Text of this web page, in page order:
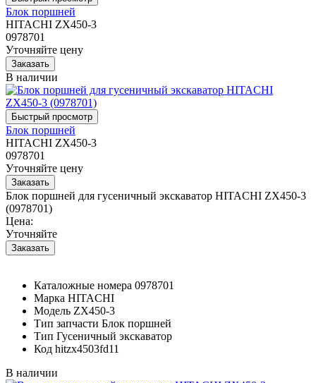
Блок поршней
HITACHI ZX450-3
0978701
Уточняйте цену
В наличии
Блок поршней
HITACHI ZX450-3
0978701
Уточняйте цену
Блок поршней для гусеничный экскаватор HITACHI ZX450-3
(0978701)
Цена:
Уточняйте
Каталожные номера 0978701
Марка HITACHI
Модель ZX450-3
Тип запчасти Блок поршней
Тип Гусеничный экскаватор
Код hitzx4503fd11
В наличии